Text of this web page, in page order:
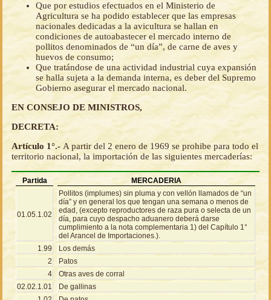
Que por estudios efectuados en el Ministerio de
Agricultura se ha podido establecer que las empresas
nacionales dedicadas a la avicultura se hallan en
condiciones de autoabastecer el mercado interno de
pollitos denominados de “un día”, de carne de aves y
huevos de consumo;
Que tratándose de una actividad industrial cuya expansión
se halla sujeta a la demanda interna, es deber del Supremo
Gobierno asegurar el mercado nacional.
EN CONSEJO DE MINISTROS,
DECRETA:
Artículo 1°.- A partir del 2 enero de 1969 se prohibe para todo el
territorio nacional, la importación de las siguientes mercaderías:
Partida MERCADERIA
01.05.1.02
Pollitos (implumes) sin pluma y con vellón llamados de “un
día” y en general los que tengan una semana o menos de
edad, (excepto reproductores de raza pura o selecta de un
día, para cuyo despacho aduanero deberá darse
cumplimiento a la nota complementaria 1) del Capítulo 1°
del Arancel de Importaciones.).
1.99
Los demás
2
Patos
4
Otras aves de corral
02.02.1.01
De gallinas